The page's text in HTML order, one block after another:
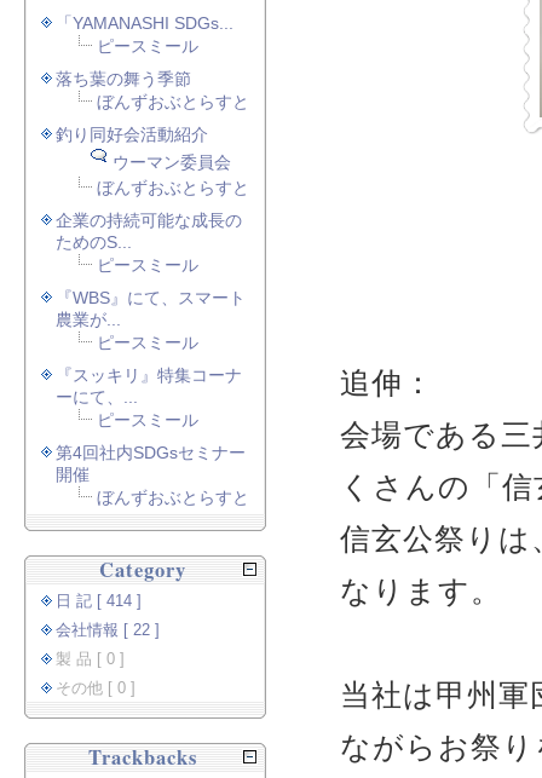
追伸：
会場である三
くさんの「
信玄公祭り
なります。
当社は甲州
ながらお祭
「YAMANASHI SDGs...
ピースミール
落ち葉の舞う季節
ぼんずおぶとらすと
釣り同好会活動紹介
ウーマン委員会
ぼんずおぶとらすと
企業の持続可能な成長の
ためのS...
ピースミール
『WBS』にて、スマート
農業が...
ピースミール
『スッキリ』特集コーナ
ーにて、...
ピースミール
第4回社内SDGsセミナー
開催
ぼんずおぶとらすと
Category
日 記 [ 414 ]
会社情報 [ 22 ]
製 品 [ 0 ]
その他 [ 0 ]
Trackbacks